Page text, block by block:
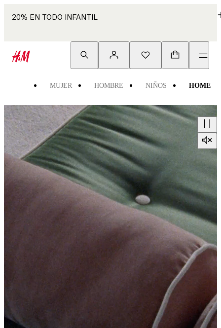
20% EN TODO INFANTIL
MUJER HOMBRE NIÑOS HOME
Decoración
para
el
hogar
|
Organizadores,
más
|
H&M
CL